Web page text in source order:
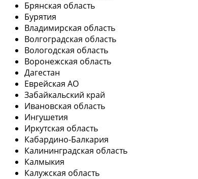
Брянская область
Бурятия
Владимирская область
Волгоградская область
Вологодская область
Воронежская область
Дагестан
Еврейская АО
Забайкальский край
Ивановская область
Ингушетия
Иркутская область
Кабардино-Балкария
Калининградская область
Калмыкия
Калужская область